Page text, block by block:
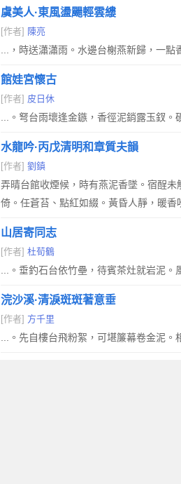
虞美人·東風盪颺輕雲縷
[作者] 陳亮
...，時送瀟瀟雨。水邊台榭燕新歸，一
館娃宮懷古
[作者] 皮日休
...。弩台雨壞逢金鏃，香徑泥銷露玉釵
水龍吟·丙戊清明和章質夫韻
[作者] 劉鎮
弄晴台館收煙候，時有燕泥香墜。宿酲
倚。任蒼苔、點紅如綴。黃昏人靜，暖
山居寄同志
[作者] 杜荀鶴
...。垂釣石台依竹壘，待賓茶灶就岩泥
浣沙溪·清淚斑斑著意垂
[作者] 方千里
...。先自樓台飛粉絮，可堪簾幕卷金泥。